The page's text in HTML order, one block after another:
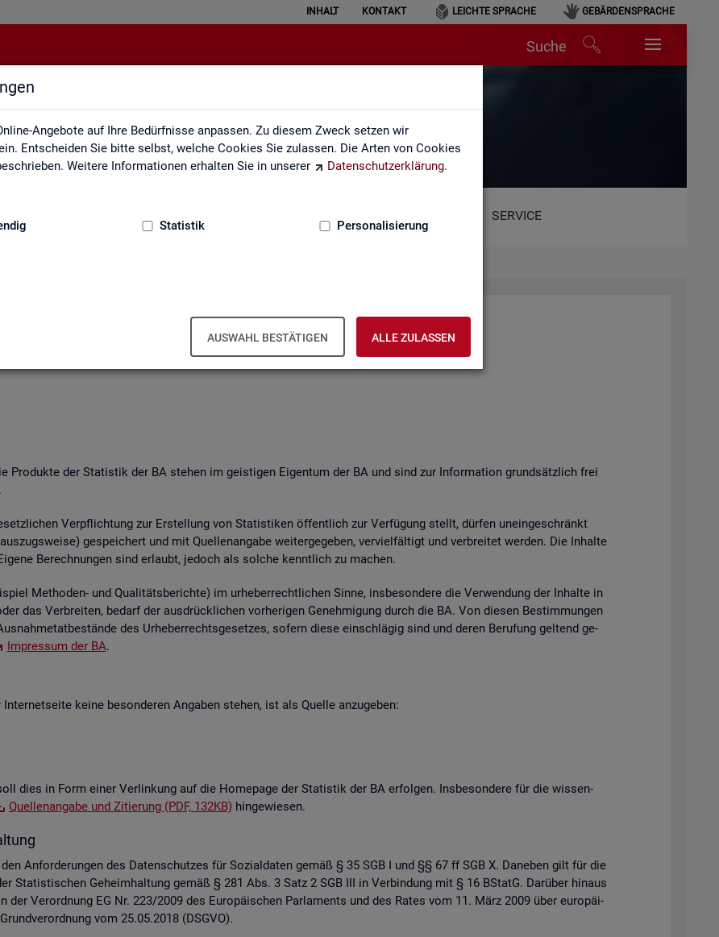
Angebote auf Ihre Bedürfnisse anpassen. Zu diesem Zweck setzen wir
Entscheiden Sie bitte selbst, welche Cookies Sie zulassen. Die Arten von Cookies
Weitere Informationen erhalten Sie in unserer
Datenschutzerklärung.
Statistik Personalisierung
AUSWAHL BESTÄTIGEN ALLE ZULASSEN
INHALT KONTAKT LEICHTE SPRACHE GEBÄRDENSPRACHE
Suche
Impressum
SERVICE
der Sta­tis­tik der Bun­des­agen­tur für Ar­beit (BA)
Pro­duk­te der Sta­tis­tik der BA ste­hen im geis­ti­gen Ei­gen­tum der BA und sind zur In­for­ma­ti­on grund­sätz­lich frei
Ver­pflich­tung zur Er­stel­lung von Sta­tis­ti­ken öf­fent­lich zur Ver­fü­gung stellt, dür­fen un­ein­ge­schränkt
ge­spei­chert und mit Quel­len­an­ga­be wei­ter­ge­ge­ben, ver­viel­fäl­tigt und ver­brei­tet wer­den. Die In­hal­te
Be­rech­nun­gen sind er­laubt, je­doch als sol­che kennt­lich zu ma­chen.
Me­tho­den- und Qua­li­täts­be­rich­te) im ur­he­ber­recht­li­chen Sinne, ins­be­son­de­re die Ver­wen­dung der In­hal­te in
das Ver­brei­ten, be­darf der aus­drück­li­chen vor­he­ri­gen Ge­neh­mi­gung durch die BA. Von die­sen Be­stim­mun­gen
des Ur­he­ber­rechts­ge­set­zes, so­fern diese ein­schlä­gig sind und deren Be­ru­fung gel­tend ge­
Im­pres­sum der BA.
keine be­son­de­ren An­ga­ben ste­hen, ist als Quel­le an­zu­ge­ben:
dies in Form einer Ver­lin­kung auf die Home­page der Sta­tis­tik der BA er­fol­gen. Ins­be­son­de­re für die wis­sen­
Quel­len­an­ga­be und Zi­tie­rung (PDF, 132KB) hin­ge­wie­sen.
An­for­de­run­gen des Da­ten­schut­zes für So­zi­al­da­ten gemäß § 35 SGB I und §§ 67 ff SGB X. Da­ne­ben gilt für die
Sta­tis­ti­schen Ge­heim­hal­tung gemäß § 281 Abs. 3 Satz 2 SGB III in Ver­bin­dung mit § 16 BStatG. Dar­über hin­aus
Ver­ord­nung EG Nr. 223/2009 des Eu­ro­päi­schen Par­la­ments und des Rates vom 11. März 2009 über eu­ro­päi­
vom 25.05.2018 (DSGVO).